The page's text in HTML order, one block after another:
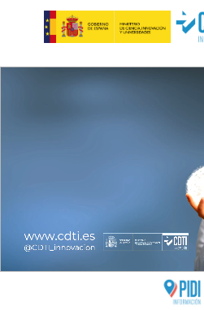
Pasar al contenido principal